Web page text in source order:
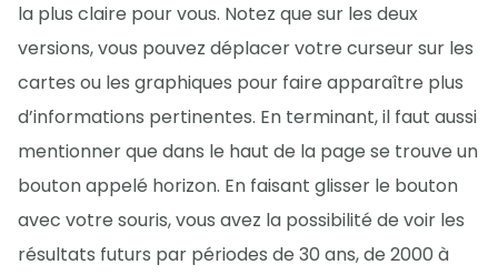
la plus claire pour vous. Notez que sur les deux
versions, vous pouvez déplacer votre curseur sur les
cartes ou les graphiques pour faire apparaître plus
d’informations pertinentes. En terminant, il faut aussi
mentionner que dans le haut de la page se trouve un
bouton appelé horizon. En faisant glisser le bouton
avec votre souris, vous avez la possibilité de voir les
résultats futurs par périodes de 30 ans, de 2000 à